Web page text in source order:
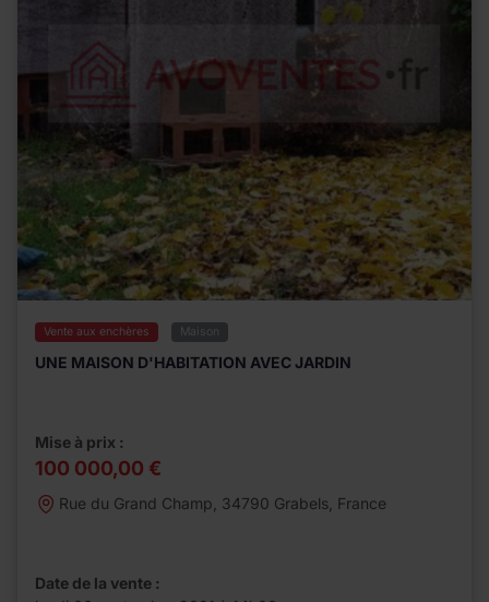
Vente aux enchères Maison
UNE MAISON D'HABITATION AVEC JARDIN
Mise à prix :
100 000,00 €
Rue du Grand Champ, 34790 Grabels, France
Date de la vente :